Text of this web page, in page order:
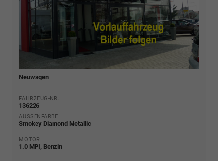
Neuwagen
FAHRZEUG-NR.
136226
AUSSENFARBE
Smokey Diamond Metallic
MOTOR
1.0 MPI, Benzin